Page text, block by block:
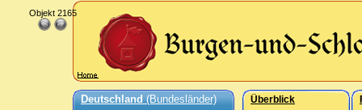
Deutschland(Bundesländer) Überblick
Objekt 2165